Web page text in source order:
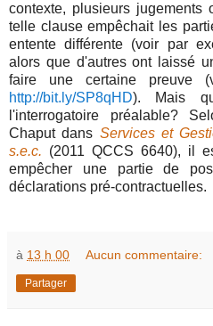
contexte, plusieurs
telle clause empêchait les
entente différente (voir par
alors que d'autres ont laissé
faire une certaine preuve
http://bit.ly/SP8qHD). Mais
l'interrogatoire préalable?
Chaput dans Services et
s.e.c. (2011 QCCS 6640), il
empêcher une partie de
déclarations pré-contractuelles.
à 13 h 00 Aucun commentaire:
Partager